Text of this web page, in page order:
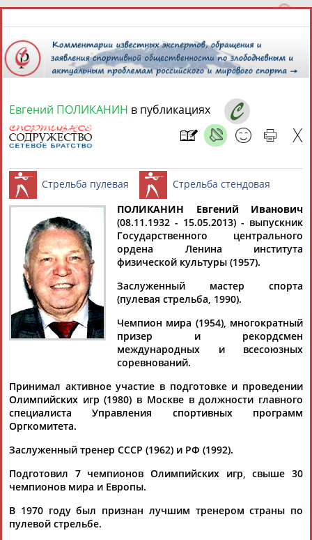
8 августа 2026 года,
СПОРТСМЕНЫ, ТРЕНЕРЫ И СПЕЦИАЛИСТЫ
Найдено: 13181персон Расширенный поиск
Аслаудин
АБАЕВ
Елена
АБАИМОВА
Мария
АБАКУМОВА
Юлия
АБАЛАКИНА
АБАРЕНОВ
АБАСОВА
АБАЧАРАЕВ
АБАШИДЗЕ
Флюра
АББАТЕ-
БУЛАТОВА
Татьяна
АББЯСОВА
Акжана
АБДИКАРИМОВА
Артур
АБДРАХМАНОВ
Евгений ПОЛИКАНИН в публикациях
Стрельба пулевая Стрельба
ПОЛИКАНИН Евгений Иванович
(08.11.1932 - 15.05.2013) - выпускник
Государственного центрального
ордена Ленина института
физической культуры (1957).
Заслуженный мастер спорта
(пулевая стрельба, 1990).
Чемпион мира (1954), многократный
призер и рекордсмен
международных и всесоюзных
соревнований.
Принимал активное участие в подготовке и проведении
Олимпийских игр (1980) в Москве в должности главного
специалиста Управления спортивных программ
Оргкомитета.
Заслуженный тренер СССР (1962) и РФ (1992).
Подготовил 7 чемпионов Олимпийских игр, свыше 30
чемпионов мира и Европы.
В 1970 году был признан лучшим тренером страны по
пулевой стрельбе.